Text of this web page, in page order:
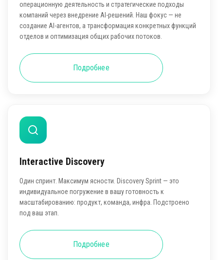
операционную деятельность и стратегические подходы
компаний через внедрение AI-решений. Наш фокус — не
создание AI-агентов, а трансформация конкретных функций
отделов и оптимизация общих рабочих потоков.
Подробнее
Interactive Discovery
Один спринт. Максимум ясности. Discovery Sprint — это
индивидуальное погружение в вашу готовность к
масштабированию: продукт, команда, инфра. Подстроено
под ваш этап.
Подробнее